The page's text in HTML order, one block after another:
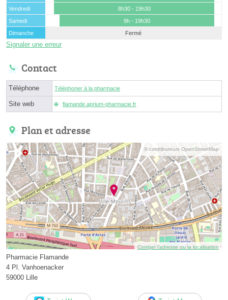
Vendredi
8h30 - 19h30
Samedi
9h - 19h30
Dimanche
Fermé
Signaler une erreur
Contact
Téléphone Téléphoner à la pharmacie
Site web flamande.aprium-pharmacie.fr
Plan et adresse
© contributeurs OpenStreetMap
Corriger l’adresse ou la localisation
Pharmacie Flamande
4 Pl. Vanhoenacker
59000 Lille